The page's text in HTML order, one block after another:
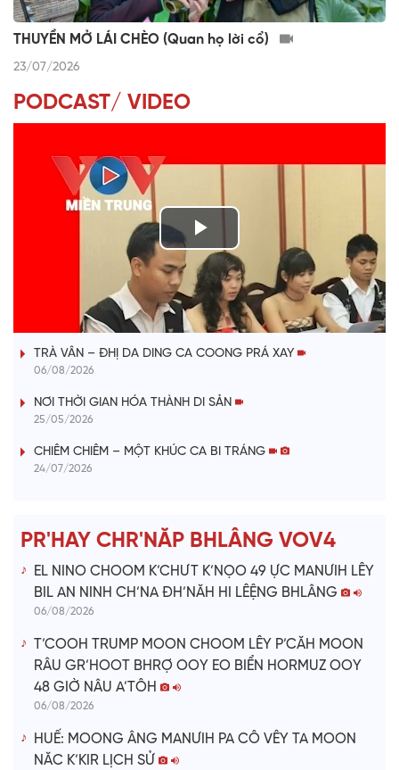
THUYỀN MỞ LÁI CHÈO (Quan họ lời cổ)
23/07/2026
PODCAST/ VIDEO
P
l
a
V
i
e
o
VÀI PHÚT DÀNH CHO QUẢNG BÁ
TRÀ VÂN – ĐHỊ DA DING CA COONG PRÁ XAY
06/08/2026
NƠI THỜI GIAN HÓA THÀNH DI SẢN
25/05/2026
CHIÊM CHIÊM – MỘT KHÚC CA BI TRÁNG
24/07/2026
PR'HAY CHR'NĂP BHLÂNG VOV4
EL NINO CHOOM K’CHƯT K’NỌO 49 ỰC MANƯIH LÊY
BIL AN NINH CH’NA ĐH’NĂH HI LÊỆNG BHLÂNG
06/08/2026
T’COOH TRUMP MOON CHOOM LÊY P’CĂH MOON
RÂU GR’HOOT BHRỢ OOY EO BIỂN HORMUZ OOY
48 GIỜ NÂU A’TÔH
06/08/2026
HUẾ: MOONG ÂNG MANƯIH PA CÔ VÊY TA MOON
NĂC K’KIR LỊCH SỬ